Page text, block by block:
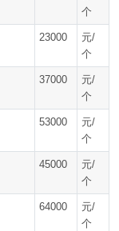
个
23000
元/
个
37000
元/
个
53000
元/
个
45000
元/
个
64000
元/
个